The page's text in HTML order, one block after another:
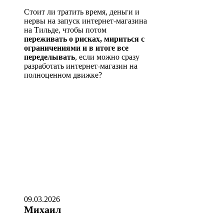
Стоит ли тратить время, деньги и
нервы на запуск интернет-магазина
на Тильде, чтобы потом
переживать о рисках, мириться с
ограничениями и в итоге все
переделывать, если можно сразу
разработать интернет-магазин на
полноценном движке?
09.03.2026
Михаил